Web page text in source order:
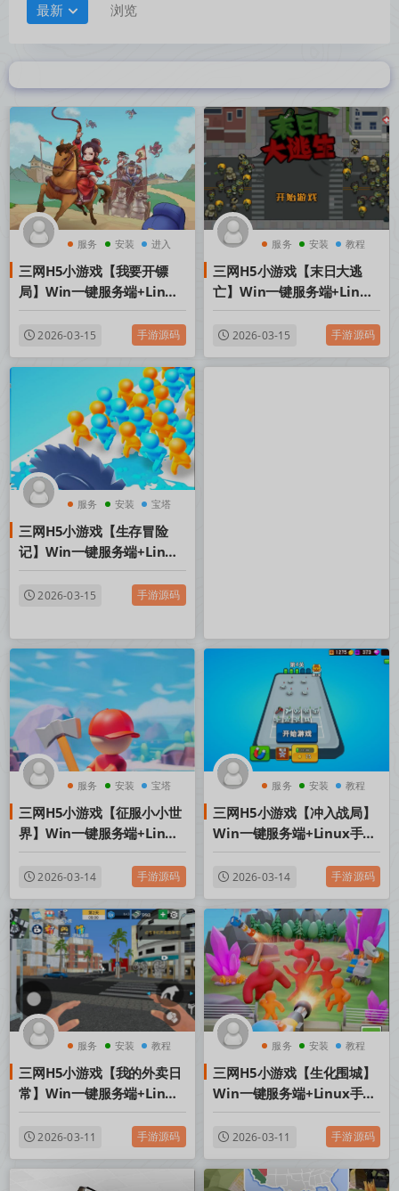
最新 浏览
服务 安装 进入
三网H5小游戏【我要开镖
局】Win一键服务端+Linux
手工服务端+视频架设教程
2026-03-15 手游源码
服务 安装 教程
三网H5小游戏【末日大逃
亡】Win一键服务端+Linux
手工服务端+视频架设教程
2026-03-15 手游源码
服务 安装 宝塔
三网H5小游戏【生存冒险
记】Win一键服务端+Linux
手工服务端+视频架设教程
2026-03-15 手游源码
服务 安装 宝塔
三网H5小游戏【征服小小世
界】Win一键服务端+Linux
手工服务端+视频架设教程
2026-03-14 手游源码
服务 安装 教程
三网H5小游戏【冲入战局】
Win一键服务端+Linux手工
服务端+视频架设教程
2026-03-14 手游源码
服务 安装 教程
三网H5小游戏【我的外卖日
常】Win一键服务端+Linux
手工服务端+视频架设教程
2026-03-11 手游源码
服务 安装 教程
三网H5小游戏【生化围城】
Win一键服务端+Linux手工
服务端+视频架设教程
2026-03-11 手游源码